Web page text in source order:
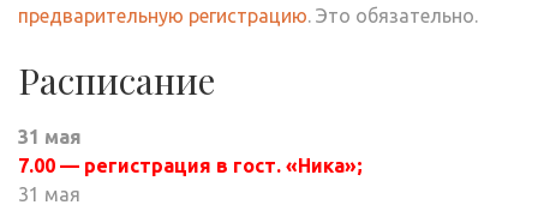
предварительную регистрацию. Это обязательно.
Расписание
31 мая
7.00 — регистрация в гост. «Ника»;
31 мая